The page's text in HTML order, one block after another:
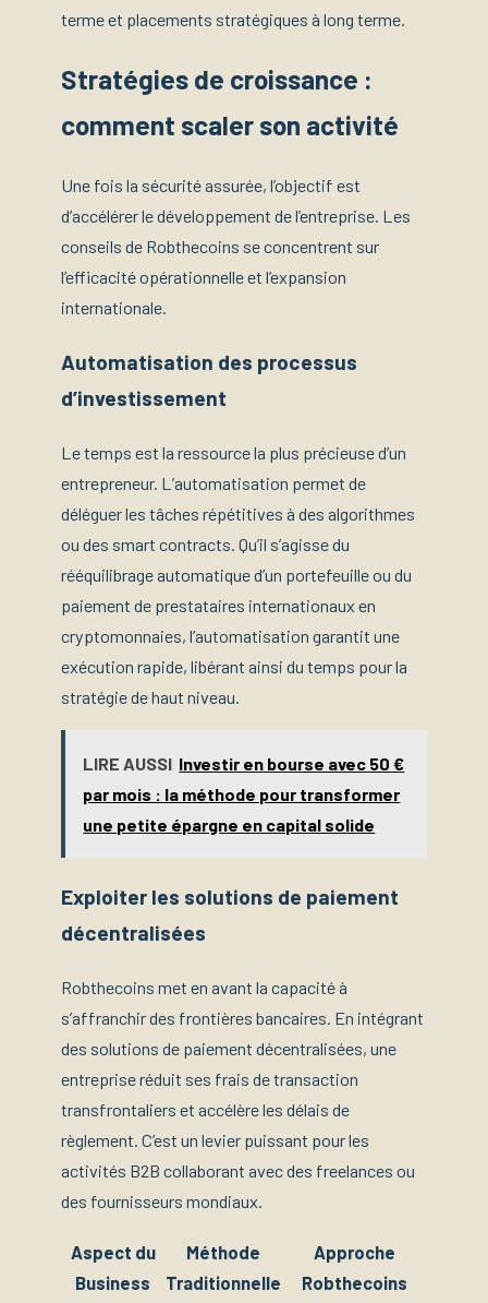
terme et placements stratégiques à long terme.
Stratégies de croissance :
comment scaler son activité
Une fois la sécurité assurée, l’objectif est
d’accélérer le développement de l’entreprise. Les
conseils de Robthecoins se concentrent sur
l’efficacité opérationnelle et l’expansion
internationale.
Automatisation des processus
d’investissement
Le temps est la ressource la plus précieuse d’un
entrepreneur. L’automatisation permet de
déléguer les tâches répétitives à des algorithmes
ou des smart contracts. Qu’il s’agisse du
rééquilibrage automatique d’un portefeuille ou du
paiement de prestataires internationaux en
cryptomonnaies, l’automatisation garantit une
exécution rapide, libérant ainsi du temps pour la
stratégie de haut niveau.
LIRE AUSSI Investir en bourse avec 50 €
par mois : la méthode pour transformer
une petite épargne en capital solide
Exploiter les solutions de paiement
décentralisées
Robthecoins met en avant la capacité à
s’affranchir des frontières bancaires. En intégrant
des solutions de paiement décentralisées, une
entreprise réduit ses frais de transaction
transfrontaliers et accélère les délais de
règlement. C’est un levier puissant pour les
activités B2B collaborant avec des freelances ou
des fournisseurs mondiaux.
Aspect du
Business
Méthode
Traditionnelle
Approche
Robthecoins